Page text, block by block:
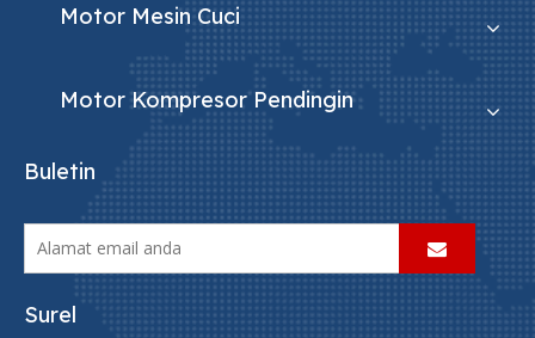
Motor Mesin Cuci
Motor Kompresor Pendingin
Buletin
Surel